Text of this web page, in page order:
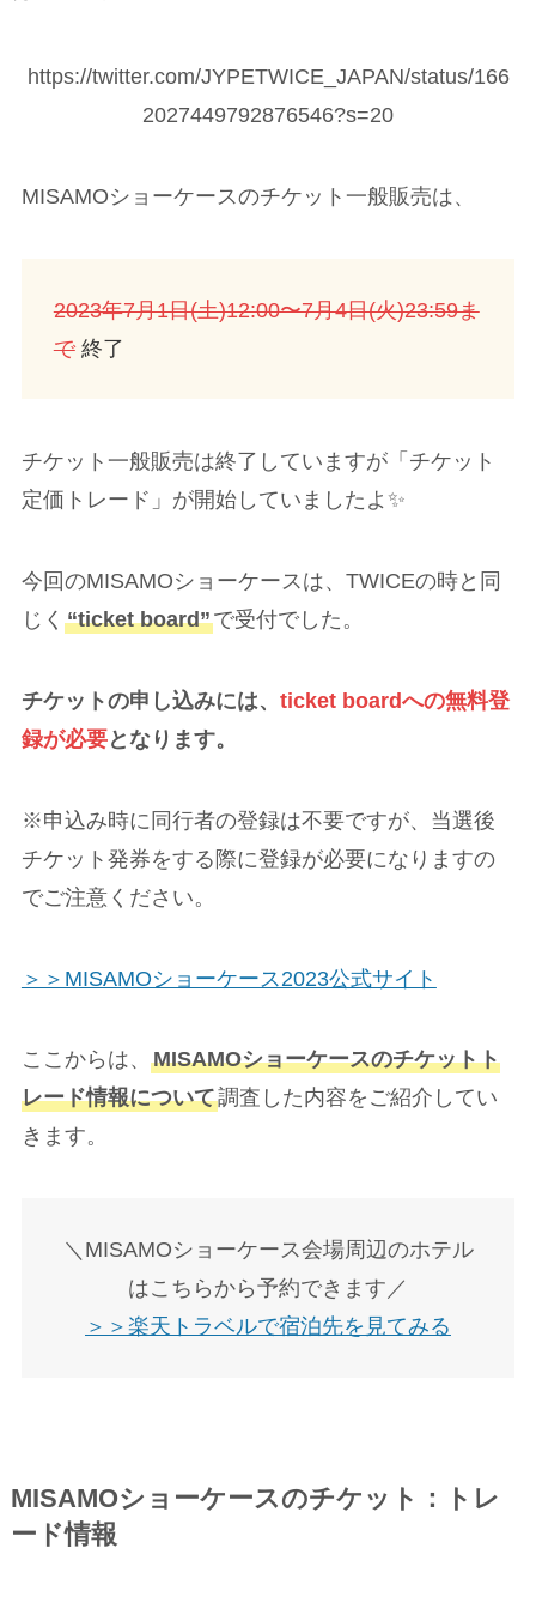
https://twitter.com/JYPETWICE_JAPAN/status/166
2027449792876546?s=20
MISAMOショーケースのチケット一般販売は、
2023年7月1日(土)12:00〜7月4日(火)23:59ま
で終了
チケット一般販売は終了していますが「チケット
定価トレード」が開始していましたよ✨
今回のMISAMOショーケースは、TWICEの時と同
じく “ticket board”で受付でした。
チケットの申し込みには、 ticket boardへの無料登
録が必要となります。
※申込み時に同行者の登録は不要ですが、当選後
チケット発券をする際に登録が必要になりますの
でご注意ください。
＞＞MISAMOショーケース2023公式サイト
ここからは、 MISAMOショーケースのチケットト
レード情報について調査した内容をご紹介してい
きます。
＼MISAMOショーケース会場周辺のホテル
はこちらから予約できます／
＞＞楽天トラベルで宿泊先を見てみる
MISAMOショーケースのチケット：トレ
ード情報